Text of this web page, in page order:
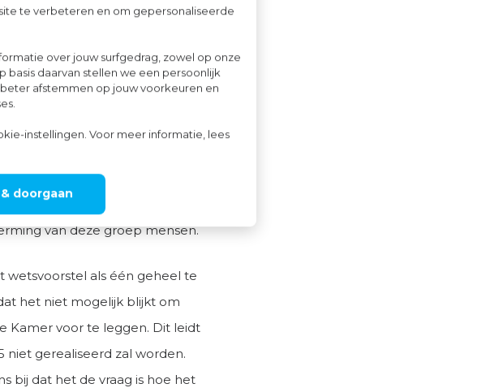
te verbeteren en om gepersonaliseerde
over jouw surfgedrag, zowel op onze
basis daarvan stellen we een persoonlijk
afstemmen op jouw voorkeuren en
instellingen. Voor meer informatie, lees
doorgaan
blijft
worden dat het
verduidelijking zal leiden.
tweeën gesplitst wordt. Het
(ABC-formule)
met het wettelijk
lager is dan € 32,24 excl.
van deze groep mensen.
wetsvoorstel als één geheel te
het niet mogelijk blijkt om
Kamer voor te leggen. Dit leidt
niet gerealiseerd zal worden.
bij dat het de vraag is hoe het